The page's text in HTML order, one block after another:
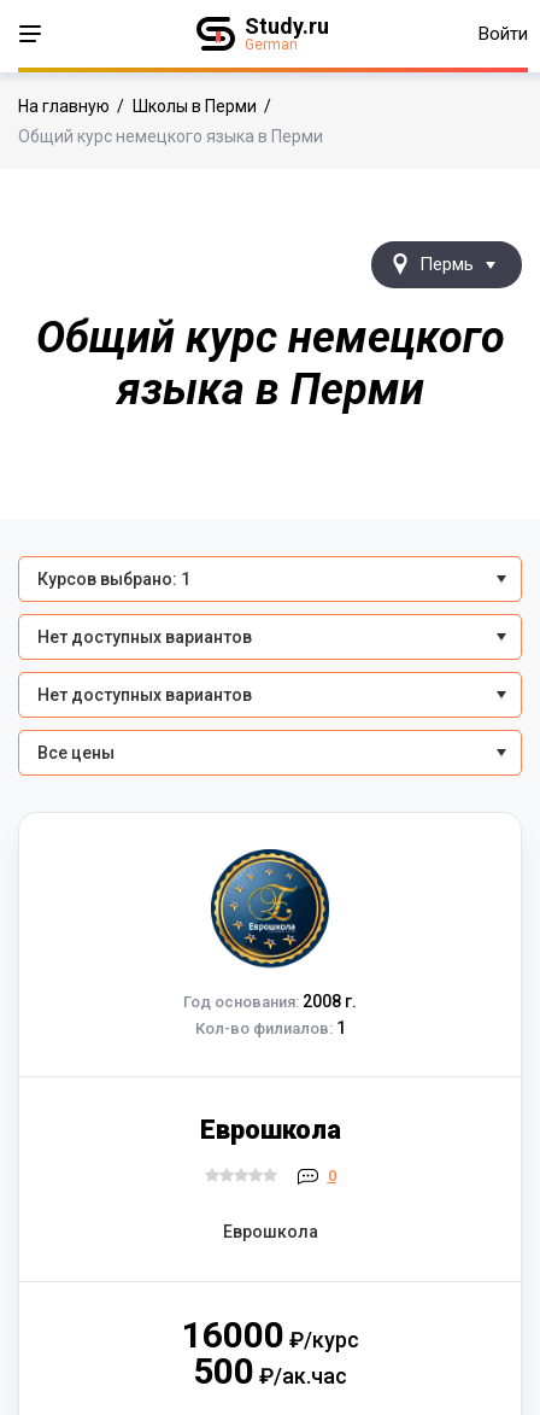
Study.ru
German Войти
На главную / Школы в Перми /
Общий курс немецкого языка в Перми
Общий курс немецкого
языка в Перми
Пермь
Курсов выбрано: 1
Нет доступных вариантов
Нет доступных вариантов
Все цены
Год основания: 2008 г.
Кол-во филиалов:1
Еврошкола
0
Еврошкола
16000 ₽/курс
500 ₽/ак.час